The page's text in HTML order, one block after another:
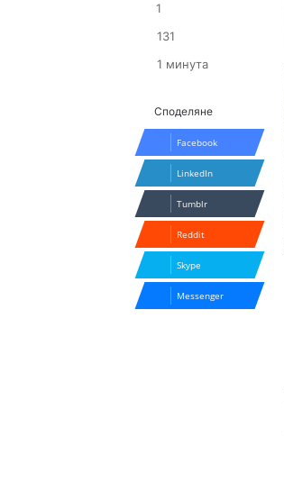
1
131
1 минута
Споделяне
Facebook
LinkedIn
Tumblr
Reddit
Skype
Messenger